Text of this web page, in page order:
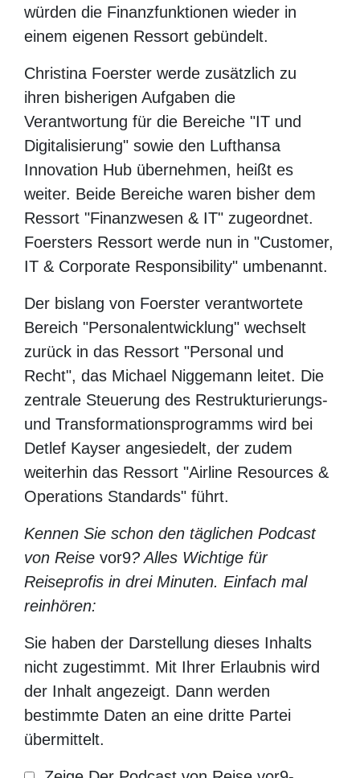
würden die Finanzfunktionen wieder in
einem eigenen Ressort gebündelt.
Christina Foerster werde zusätzlich zu
ihren bisherigen Aufgaben die
Verantwortung für die Bereiche "IT und
Digitalisierung" sowie den Lufthansa
Innovation Hub übernehmen, heißt es
weiter. Beide Bereiche waren bisher dem
Ressort "Finanzwesen & IT" zugeordnet.
Foersters Ressort werde nun in "Customer,
IT & Corporate Responsibility" umbenannt.
Der bislang von Foerster verantwortete
Bereich "Personalentwicklung" wechselt
zurück in das Ressort "Personal und Recht",
das Michael Niggemann leitet. Die zentrale
Steuerung des Restrukturierungs- und
Transformationsprogramms wird bei Detlef
Kayser angesiedelt, der zudem weiterhin
das Ressort "Airline Resources &
Operations Standards" führt.
Kennen Sie schon den täglichen Podcast
von Reise vor9? Alles Wichtige für
Reiseprofis in drei Minuten. Einfach mal
reinhören:
Sie haben der Darstellung dieses Inhalts nicht
zugestimmt. Mit Ihrer Erlaubnis wird der Inhalt
angezeigt. Dann werden bestimmte Daten an eine
dritte Partei übermittelt.
Zeige Der